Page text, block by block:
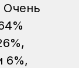
Очень
6%,